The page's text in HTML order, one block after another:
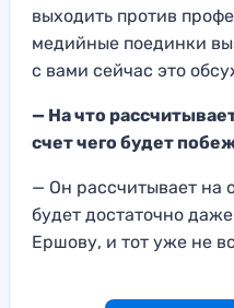
выходить против
медийные поединки
с вами сейчас это
— На что
счет чего будет
— Он рассчитывает на
будет достаточно
Ершову, и тот уже не